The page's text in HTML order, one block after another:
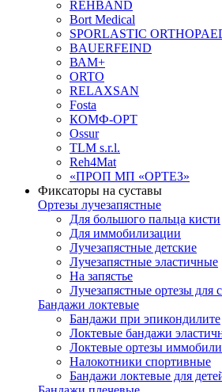
REHBAND
Bort Medical
SPORLASTIC
BAUERFEIND
ВАМ+
ORTO
RELAXSAN
Fosta
КОМФ-ОРТ
Ossur
TLM s.r.l.
Reh4Mat
«ПРОП МП «ОРТЕЗ»
Фиксаторы на суставы
Ортезы лучезапястные
Для большого пальца кисти
Для иммобилизации
Лучезапястные детские
Лучезапястные эластичные
На запястье
Лучезапястные ортезы для
Бандажи локтевые
Бандажи при эпикондилите
Локтевые бандажи
Локтевые ортезы
Налокотники спортивные
Бандажи локтевые для